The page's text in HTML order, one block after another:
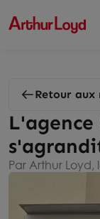
Retour aux
L'agence
Par Arthur Loyd,